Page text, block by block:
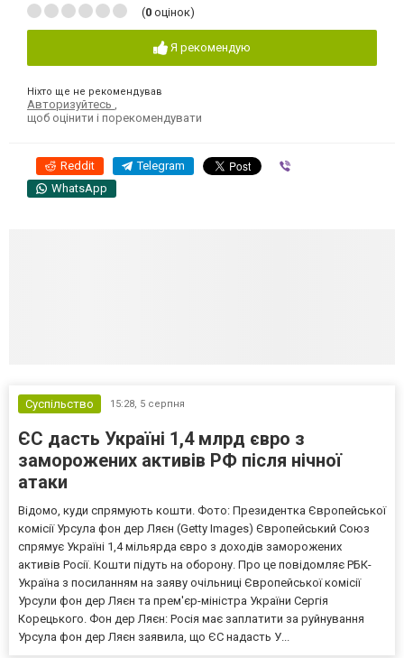
(0 оцінок)
Я рекомендую
Ніхто ще не рекомендував
Авторизуйтесь ,
щоб оцінити і порекомендувати
Reddit Telegram
WhatsApp
Суспільство 15:28, 5 серпня
ЄС дасть Україні 1,4 млрд євро з
заморожених активів РФ після нічної
атаки
Відомо, куди спрямують кошти. Фото: Президентка Європейської
комісії Урсула фон дер Ляєн (Getty Images) Європейський Союз
спрямує Україні 1,4 мільярда євро з доходів заморожених
активів Росії. Кошти підуть на оборону. Про це повідомляє РБК-
Україна з посиланням на заяву очільниці Європейської комісії
Урсули фон дер Ляєн та прем'єр-міністра України Сергія
Корецького. Фон дер Ляєн: Росія має заплатити за руйнування
Урсула фон дер Ляєн заявила, що ЄС надасть У...